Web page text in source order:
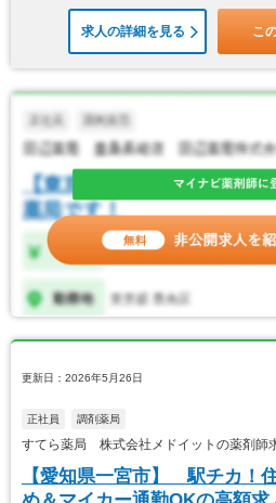
求人の詳細を見る こ
更新日：2026年5月26日
正社員 調剤薬局
すてら薬局 株式会社メドイットの薬剤師
【愛知県一宮市】 駅チカ！